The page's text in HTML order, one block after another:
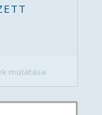
mutatása